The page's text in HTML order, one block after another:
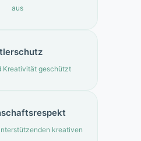
aus
Kreativität geschützt
kreativen